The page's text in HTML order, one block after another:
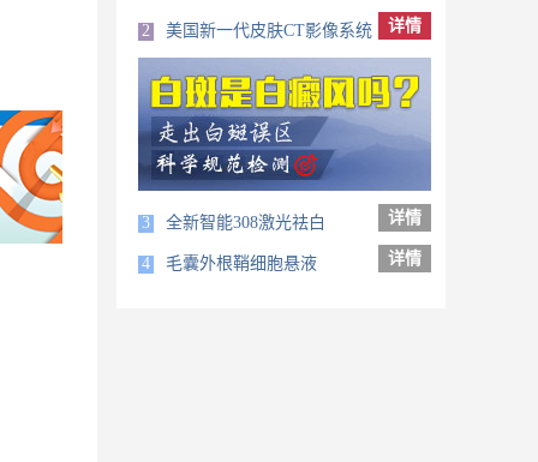
2 美国新一代皮肤CT影像系统 详情
全新智能308激光祛白
4 毛囊外根鞘细胞悬液 详情